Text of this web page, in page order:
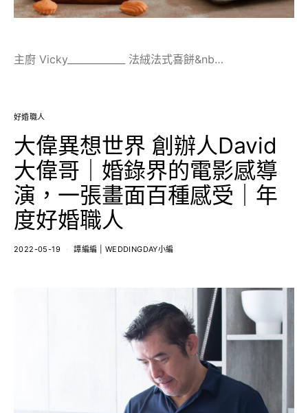
主廚 Vicky____________ 法絨法式喜餅&nb…
好婚職人
大偉異想世界 創辦人David
大偉哥｜婚錄界的電影感導
演，一張畫面百種感受｜年
度好婚職人
2022-05-19 譚編編 | WEDDINGDAY小編